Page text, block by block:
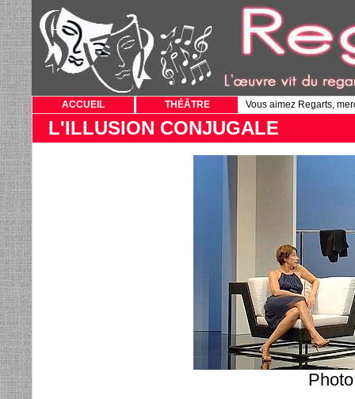
ACCUEIL THÉÂTRE Vous aimez Regarts,
L'ILLUSION CONJUGALE